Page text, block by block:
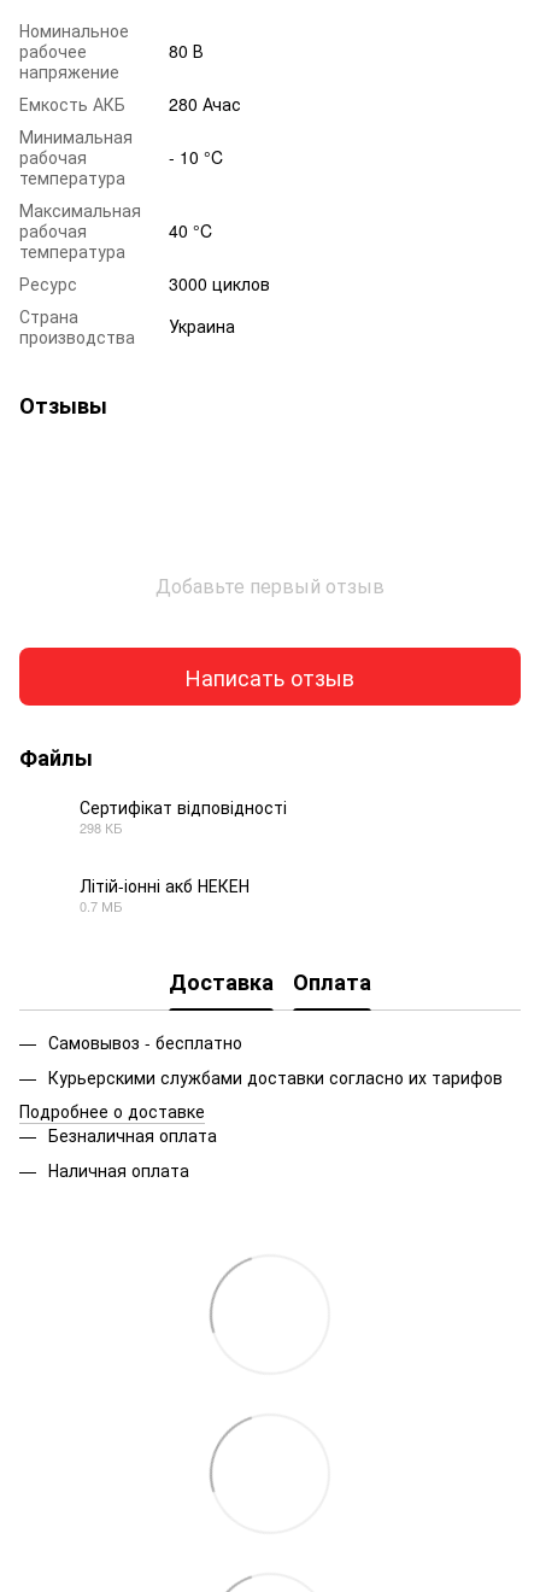
Номинальное
рабочее
напряжение
80 В
Емкость АКБ
280 Ачас
Минимальная
рабочая
температура
- 10 °C
Максимальная
рабочая
температура
40 °C
Ресурс
3000 циклов
Страна
производства
Украина
Отзывы
Добавьте первый отзыв
Написать отзыв
Файлы
Сертифікат відповідності
298 КБ
Літій-іонні акб НЕКЕН
0.7 МБ
Доставка Оплата
Самовывоз - бесплатно
Курьерскими службами доставки согласно их тарифов
Подробнее о доставке
Безналичная оплата
Наличная оплата